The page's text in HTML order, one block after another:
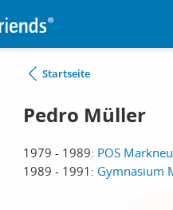
Startseite
Pedro Müller
1979 - 1989: POS
1989 - 1991: Gymnasium